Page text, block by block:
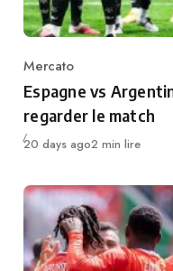
Category
Mercato
Espagne vs
regarder le match
Publié
20 days ago2 min lire